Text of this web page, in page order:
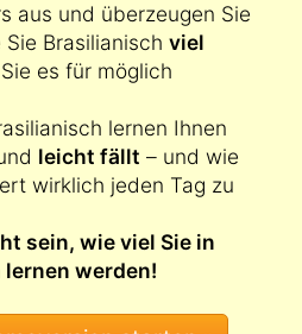
aus und überzeugen Sie
Brasilianisch viel
es für möglich
lernen Ihnen
leicht fällt – und wie
wirklich jeden Tag zu
sein, wie viel Sie in
lernen werden!